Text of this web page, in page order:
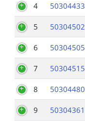
4 50304433
5 50304502
6 50304505
7 50304515
8 50304480
9 50304361